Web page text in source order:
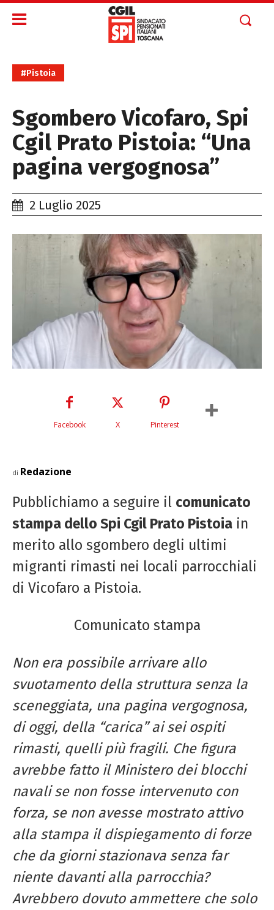
#Pistoia
Sgombero Vicofaro, Spi
Cgil Prato Pistoia: “Una
pagina vergognosa”
2 Luglio 2025
Facebook X Pinterest
di Redazione
Pubblichiamo a seguire il comunicato
stampa dello Spi Cgil Prato Pistoia in
merito allo sgombero degli ultimi
migranti rimasti nei locali parrocchiali
di Vicofaro a Pistoia.
Comunicato stampa
Non era possibile arrivare allo
svuotamento della struttura senza la
sceneggiata, una pagina vergognosa,
di oggi, della “carica” ai sei ospiti
rimasti, quelli più fragili. Che figura
avrebbe fatto il Ministero dei blocchi
navali se non fosse intervenuto con
forza, se non avesse mostrato attivo
alla stampa il dispiegamento di forze
che da giorni stazionava senza far
niente davanti alla parrocchia?
Avrebbero dovuto ammettere che solo